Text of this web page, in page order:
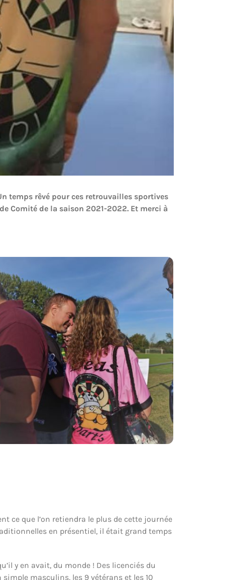
temps rêvé pour ces retrouvailles sportives
Comité de la saison 2021-2022. Et merci à
ce que l’on retiendra le plus de cette journée
en présentiel, il était grand temps
y en avait, du monde ! Des licenciés du
masculins, les 9 vétérans et les 10